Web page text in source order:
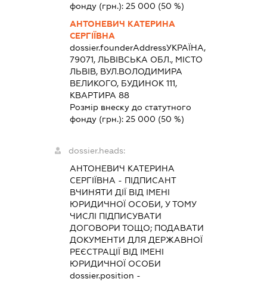
фонду (грн.):25 000 (50 %)
АНТОНЕВИЧ КАТЕРИНА
СЕРГІЇВНА
dossier.founderAddressУКРАЇНА,
79071, ЛЬВІВСЬКА ОБЛ., МІСТО
ЛЬВІВ, ВУЛ.ВОЛОДИМИРА
ВЕЛИКОГО, БУДИНОК 111,
КВАРТИРА 88
Розмір внеску до статутного
фонду (грн.):25 000 (50 %)
dossier.heads:
АНТОНЕВИЧ КАТЕРИНА
СЕРГІЇВНА - ПІДПИСАНТ
ВЧИНЯТИ ДІЇ ВІД ІМЕНІ
ЮРИДИЧНОЇ ОСОБИ, У ТОМУ
ЧИСЛІ ПІДПИСУВАТИ
ДОГОВОРИ ТОЩО; ПОДАВАТИ
ДОКУМЕНТИ ДЛЯ ДЕРЖАВНОЇ
РЕЄСТРАЦІЇ ВІД ІМЕНІ
ЮРИДИЧНОЇ ОСОБИ
dossier.position -